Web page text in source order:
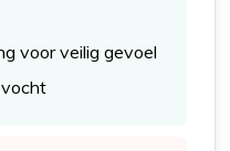
voor veilig gevoel